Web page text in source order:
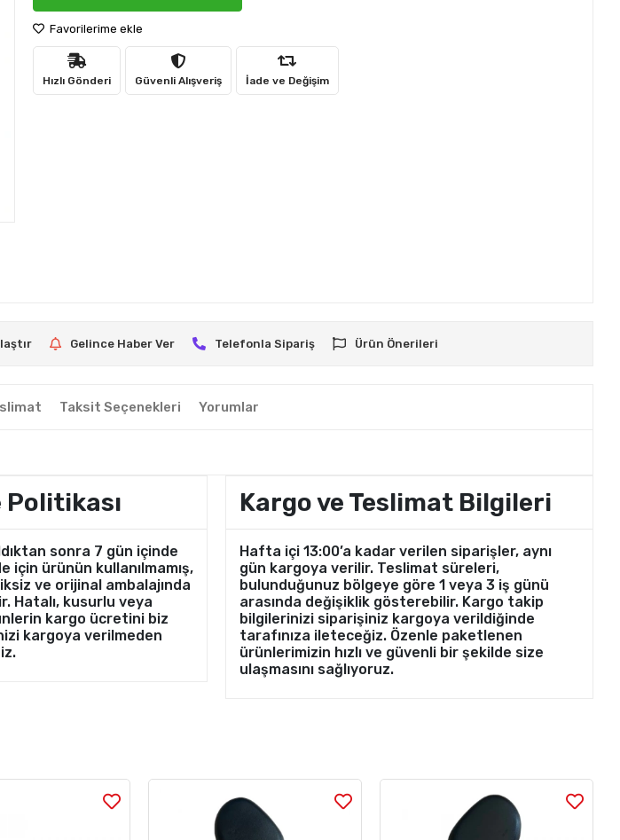
Favorilerime ekle
Hızlı Gönderi Güvenli Alışveriş İade ve Değişim
Gelince Haber Ver Telefonla Sipariş Ürün Önerileri
Taksit Seçenekleri Yorumlar
sonra 7 gün içinde
için ürünün kullanılmamış,
ve orijinal ambalajında
Hatalı, kusurlu veya
kargo ücretini biz
kargoya verilmeden
Kargo ve Teslimat Bilgileri
Hafta içi 13:00’a kadar verilen siparişler, aynı
gün kargoya verilir. Teslimat süreleri,
bulunduğunuz bölgeye göre 1 veya 3 iş günü
arasında değişiklik gösterebilir. Kargo takip
bilgilerinizi siparişiniz kargoya verildiğinde
tarafınıza ileteceğiz. Özenle paketlenen
ürünlerimizin hızlı ve güvenli bir şekilde size
ulaşmasını sağlıyoruz.